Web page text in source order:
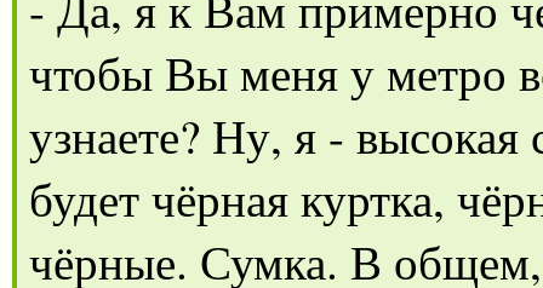
чтобы Вы меня у метро
узнаете? Ну, я -
будет чёрная куртка,
чёрные. Сумка. В